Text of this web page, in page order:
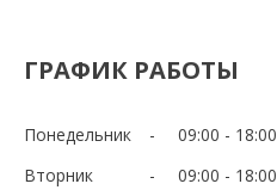
ГРАФИК РАБОТЫ
Понедельник 09:00
18:00
Вторник
09:00
18:00